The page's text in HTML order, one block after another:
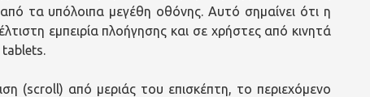
τα υπόλοιπα μεγέθη οθόνης. Αυτό σημαίνει ότι η
εμπειρία πλοήγησης και σε χρήστες από κινητά
(scroll) από μεριάς του επισκέπτη, το περιεχόμενο